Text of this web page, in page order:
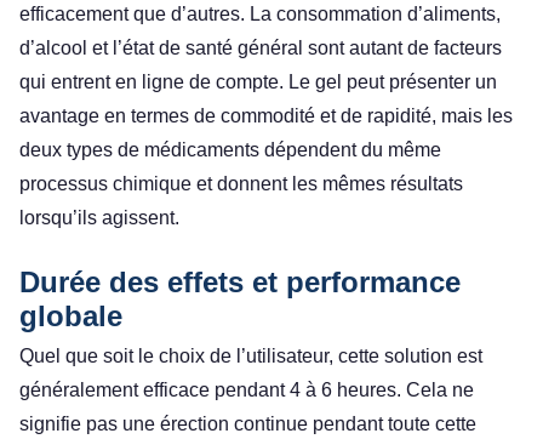
efficacement que d’autres. La consommation d’aliments,
d’alcool et l’état de santé général sont autant de facteurs
qui entrent en ligne de compte. Le gel peut présenter un
avantage en termes de commodité et de rapidité, mais les
deux types de médicaments dépendent du même
processus chimique et donnent les mêmes résultats
lorsqu’ils agissent.
Durée des effets et performance
globale
Quel que soit le choix de l’utilisateur, cette solution est
généralement efficace pendant 4 à 6 heures. Cela ne
signifie pas une érection continue pendant toute cette